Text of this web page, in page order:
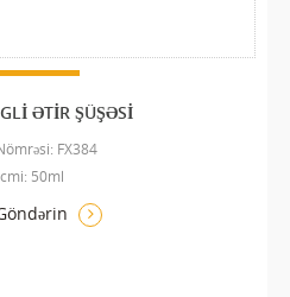
ƏTIR ŞÜŞƏSI
FX384
50ml